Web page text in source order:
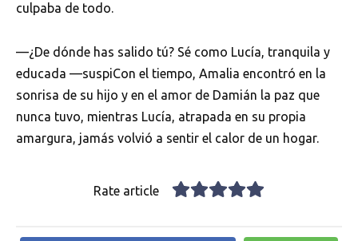
culpaba de todo.
—¿De dónde has salido tú? Sé como Lucía, tranquila y
educada —suspiCon el tiempo, Amalia encontró en la
sonrisa de su hijo y en el amor de Damián la paz que
nunca tuvo, mientras Lucía, atrapada en su propia
amargura, jamás volvió a sentir el calor de un hogar.
Rate article